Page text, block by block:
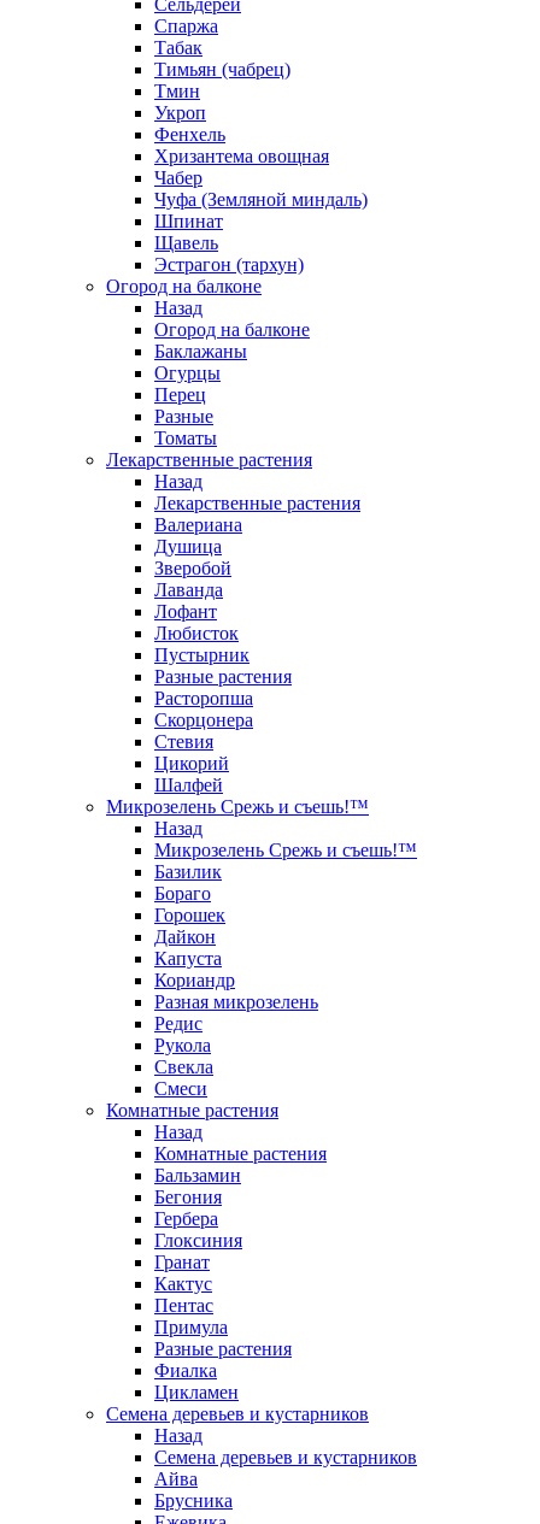
Сельдерей
Спаржа
Табак
Тимьян (чабрец)
Тмин
Укроп
Фенхель
Хризантема овощная
Чабер
Чуфа (Земляной миндаль)
Шпинат
Щавель
Эстрагон (тархун)
Огород на балконе
Назад
Огород на балконе
Баклажаны
Огурцы
Перец
Разные
Томаты
Лекарственные растения
Назад
Лекарственные растения
Валериана
Душица
Зверобой
Лаванда
Лофант
Любисток
Пустырник
Разные растения
Расторопша
Скорцонера
Стевия
Цикорий
Шалфей
Микрозелень Срежь и съешь!™
Назад
Микрозелень Срежь и съешь!™
Базилик
Бораго
Горошек
Дайкон
Капуста
Кориандр
Разная микрозелень
Редис
Рукола
Свекла
Смеси
Комнатные растения
Назад
Комнатные растения
Бальзамин
Бегония
Гербера
Глоксиния
Гранат
Кактус
Пентас
Примула
Разные растения
Фиалка
Цикламен
Семена деревьев и кустарников
Назад
Семена деревьев и кустарников
Айва
Брусника